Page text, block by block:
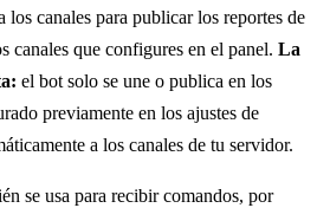
los canales para publicar los reportes de
canales que configures en el panel. La
el bot solo se une o publica en los
previamente en los ajustes de
a los canales de tu servidor.
se usa para recibir comandos, por